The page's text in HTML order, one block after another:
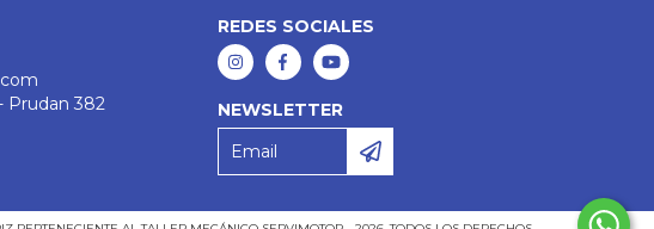
Prudan 382
REDES SOCIALES
NEWSLETTER